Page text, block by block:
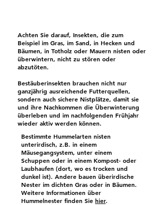
Achten Sie darauf, Insekten, die zum
Beispiel im Gras, im Sand, in Hecken und
Bäumen, in Totholz oder Mauern nisten oder
überwintern, nicht zu stören oder
abzutöten.
Bestäuberinsekten brauchen nicht nur
ganzjährig ausreichende Futterquellen,
sondern auch sichere Nistplätze, damit sie
und ihre Nachkommen die Überwinterung
überleben und im nachfolgenden Frühjahr
wieder aktiv werden können.
Bestimmte Hummelarten nisten
unterirdisch, z.B. in einem
Mäusegangsystem, unter einem
Schuppen oder in einem Kompost- oder
Laubhaufen (dort, wo es trocken und
dunkel ist). Andere bauen überirdische
Nester im dichten Gras oder in Bäumen.
Weitere Informationen über
Hummelnester finden Sie hier.